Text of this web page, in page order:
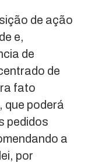
de ação
e,
de
de
fato
que poderá
pedidos
a
por